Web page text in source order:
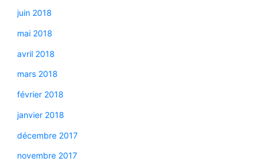
juin 2018
mai 2018
avril 2018
mars 2018
février 2018
janvier 2018
décembre 2017
novembre 2017